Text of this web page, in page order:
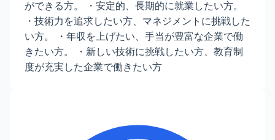
ができる方。 ・安定的、長期的に就業したい方。
・技術力を追求したい方、マネジメントに挑戦した
い方。 ・年収を上げたい、手当が豊富な企業で働
きたい方。 ・新しい技術に挑戦したい方、教育制
度が充実した企業で働きたい方